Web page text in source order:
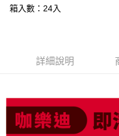
相關說明
１．簡單：不需註冊會員、不需
２．便利：只要手機號碼，簡訊
【「AFTEE先享後付」結帳流程
１．於結帳方式選擇「AFTEE先
結帳頁面，進行簡訊認證並確
２．訂單成立數日內，您將收到
箱入數：24入
詳細說明